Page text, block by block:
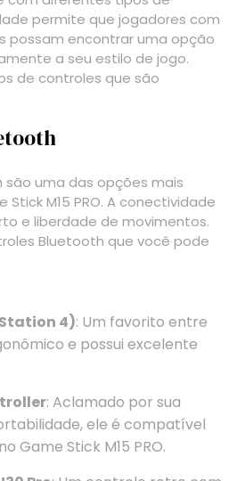
permite que jogadores com
possam encontrar uma opção
a seu estilo de jogo.
de controles que são
são uma das opções mais
M15 PRO. A conectividade
e liberdade de movimentos.
Bluetooth que você pode
4): Um favorito entre
e possui excelente
: Aclamado por sua
ele é compatível
Game Stick M15 PRO.